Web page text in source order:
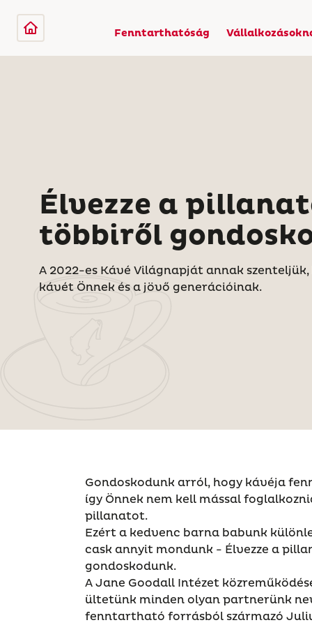
Fenntarthatóság
Élvezze a
többiről
A 2022-es Kávé Világnapját annak
kávét Önnek és a jövő generációinak.
Gondoskodunk arról, hogy kávéja
így Önnek nem kell mással
pillanatot.
Ezért a kedvenc barna babunk
cask annyit mondunk - Élvezze a
gondoskodunk.
A Jane Goodall Intézet
ültetünk minden olyan partnerünk
fenntartható forrásból származó